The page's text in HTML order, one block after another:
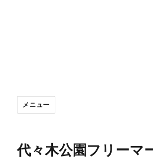
メニュー
代々木公園フリーマ